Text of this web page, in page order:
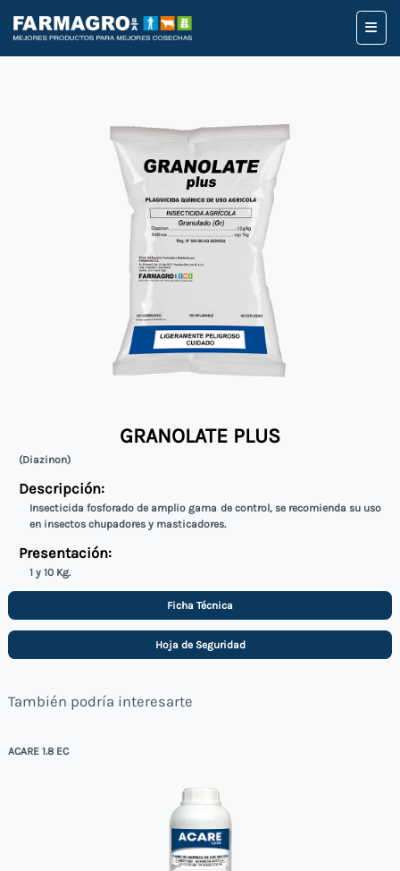
GRANOLATE PLUS
(Diazinon)
Descripción:
Insecticida fosforado de amplio gama de control, se recomienda su uso
en insectos chupadores y masticadores.
Presentación:
1 y 10 Kg.
Ficha Técnica
Hoja de Seguridad
También podría interesarte
ACARE 1.8 EC